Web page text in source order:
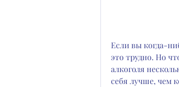
Если вы когда-
это трудно. Но
алкоголя
себя лучше, чем